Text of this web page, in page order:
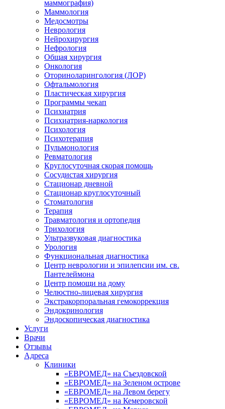
маммография)
Маммология
Медосмотры
Неврология
Нейрохирургия
Нефрология
Общая хирургия
Онкология
Оториноларингология (ЛОР)
Офтальмология
Пластическая хирургия
Программы чекап
Психиатрия
Психиатрия-наркология
Психология
Психотерапия
Пульмонология
Ревматология
Круглосуточная скорая помощь
Сосудистая хирургия
Стационар дневной
Стационар круглосуточный
Стоматология
Терапия
Травматология и ортопедия
Трихология
Ультразвуковая диагностика
Урология
Функциональная диагностика
Центр неврологии и эпилепсии им. св.
Пантелеймона
Центр помощи на дому
Челюстно-лицевая хирургия
Экстракорпоральная гемокоррекция
Эндокринология
Эндоскопическая диагностика
Услуги
Врачи
Отзывы
Адреса
Клиники
«ЕВРОМЕД» на Съездовской
«ЕВРОМЕД» на Зеленом острове
«ЕВРОМЕД» на Левом берегу
«ЕВРОМЕД» на Кемеровской